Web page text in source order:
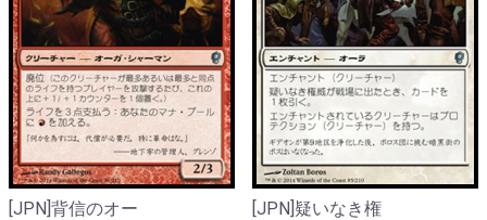
[JPN]背信のオー
[JPN]疑いなき権